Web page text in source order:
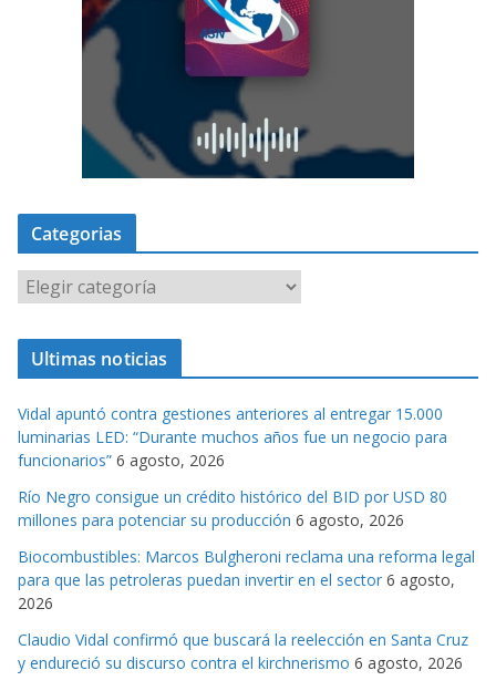
Categorias
t
o
r
a
s
Ultimas noticias
Vidal apuntó contra gestiones anteriores al entregar 15.000
luminarias LED: “Durante muchos años fue un negocio para
funcionarios” 6 agosto, 2026
Río Negro consigue un crédito histórico del BID por USD 80
millones para potenciar su producción 6 agosto, 2026
Biocombustibles: Marcos Bulgheroni reclama una reforma legal
para que las petroleras puedan invertir en el sector 6 agosto,
2026
Claudio Vidal confirmó que buscará la reelección en Santa Cruz
y endureció su discurso contra el kirchnerismo 6 agosto, 2026